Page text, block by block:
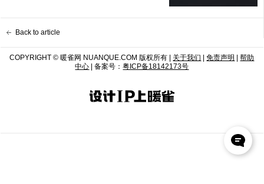
Back to article
COPYRIGHT © 暖雀网 NUANQUE.COM 版权所有 | 关于我们 |免责声明 |帮助
中心 | 备案号：粤ICP备18142173号